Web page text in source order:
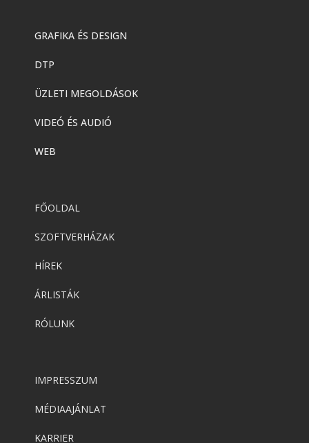
GRAFIKA ÉS DESIGN
DTP
ÜZLETI MEGOLDÁSOK
VIDEÓ ÉS AUDIÓ
WEB
FŐOLDAL
SZOFTVERHÁZAK
HÍREK
ÁRLISTÁK
RÓLUNK
IMPRESSZUM
MÉDIAAJÁNLAT
KARRIER